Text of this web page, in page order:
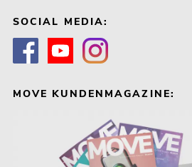
SOCIAL MEDIA:
MOVE KUNDENMAGAZINE: